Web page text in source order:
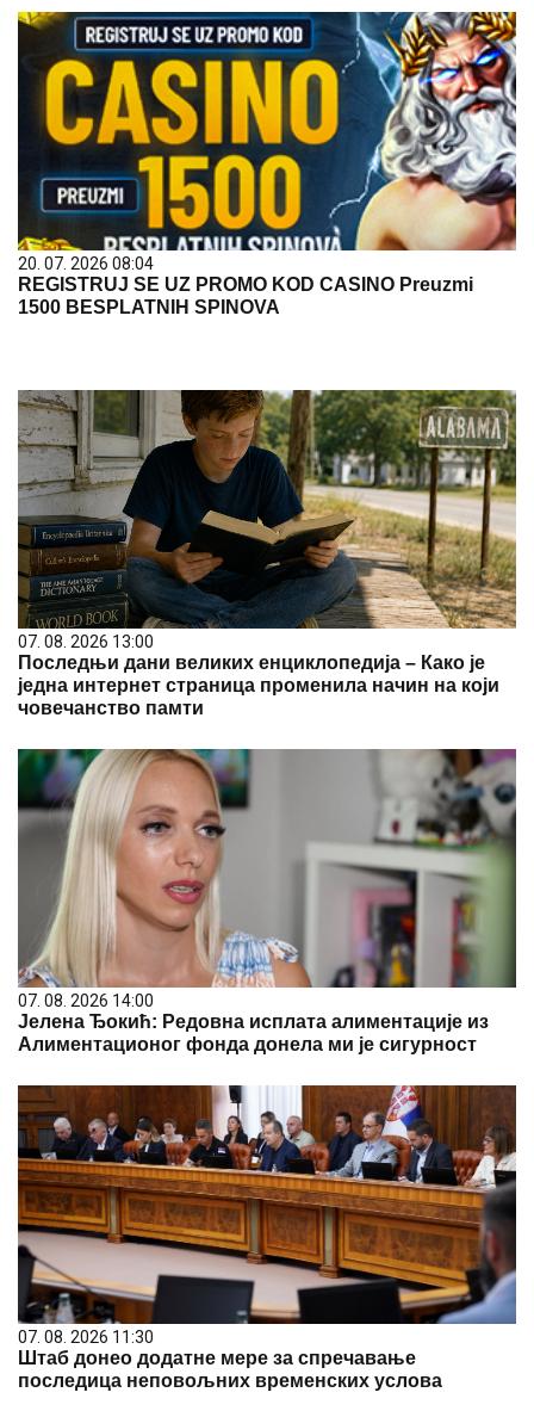
20. 07. 2026 08:04
REGISTRUJ SE UZ PROMO KOD CASINO Preuzmi
1500 BESPLATNIH SPINOVA
07. 08. 2026 13:00
Последњи дани великих енциклопедија – Како је
једна интернет страница променила начин на који
човечанство памти
07. 08. 2026 14:00
Јелена Ђокић: Редовна исплата алиментације из
Алиментационог фонда донела ми је сигурност
07. 08. 2026 11:30
Штаб донео додатне мере за спречавање
последица неповољних временских услова